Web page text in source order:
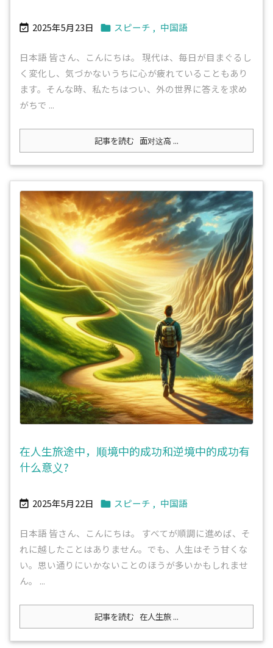
 2025年5月23日  スピーチ , 中国語
日本語 皆さん、こんにちは。 現代は、毎日が目まぐるし
く変化し、気づかないうちに心が疲れていることもあり
ます。そんな時、私たちはつい、外の世界に答えを求め
がちで ...
記事を読む 面对这高 ...
在人生旅途中，顺境中的成功和逆境中的成功有
什么意义?
 2025年5月22日  スピーチ , 中国語
日本語 皆さん、こんにちは。 すべてが順調に進めば、そ
れに越したことはありません。でも、人生はそう甘くな
い。思い通りにいかないことのほうが多いかもしれませ
ん。 ...
記事を読む 在人生旅 ...